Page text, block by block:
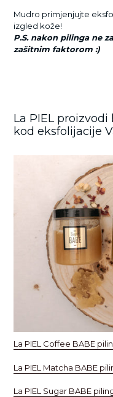
Mudro primjenjujte
izgled kože!
P.S. nakon pilinga ne
zašitnim faktorom :)
La PIEL
kod eksfolijacije
La PIEL Coffee BABE
La PIEL Matcha BABE
La PIEL Sugar BABE